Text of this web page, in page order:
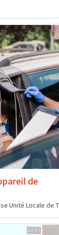
de
Unité Locale de